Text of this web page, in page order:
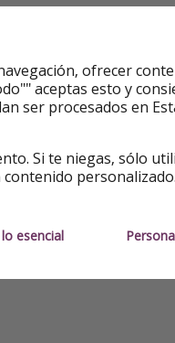
ofrecer
aceptas esto y
ser procesados en
Si te niegas, sólo
personalizado.
esencial